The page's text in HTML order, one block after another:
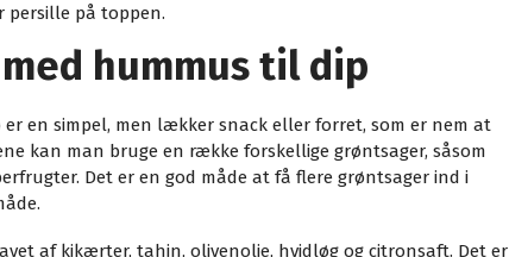
persille på toppen.
hummus til dip
en simpel, men lækker snack eller forret, som er nem at
kan man bruge en række forskellige grøntsager, såsom
Det er en god måde at få flere grøntsager ind i
af kikærter, tahin, olivenolie, hvidløg og citronsaft. Det er